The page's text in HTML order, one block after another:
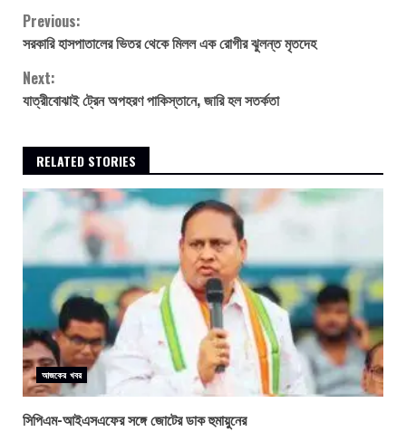
Continue
Reading
Previous:
সরকারি হাসপাতালের ভিতর থেকে মিলল এক রোগীর ঝুলন্ত মৃতদেহ
Next:
যাত্রীবোঝাই ট্রেন অপহরণ পাকিস্তানে, জারি হল সতর্কতা
RELATED STORIES
আজকের খবর
সিপিএম-আইএসএফের সঙ্গে জোটের ডাক হুমায়ুনের